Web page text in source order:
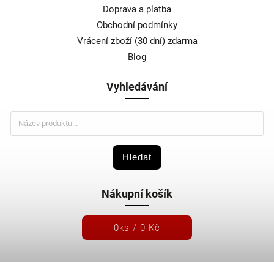
Doprava a platba
Obchodní podmínky
Vrácení zboží (30 dní) zdarma
Blog
Vyhledávání
Hledat
Nákupní košík
0ks / 0 Kč